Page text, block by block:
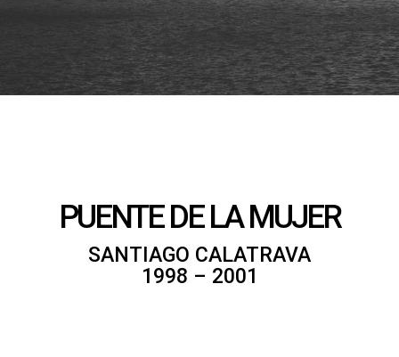
PUENTE DE LA MUJER
SANTIAGO CALATRAVA
1998 – 2001